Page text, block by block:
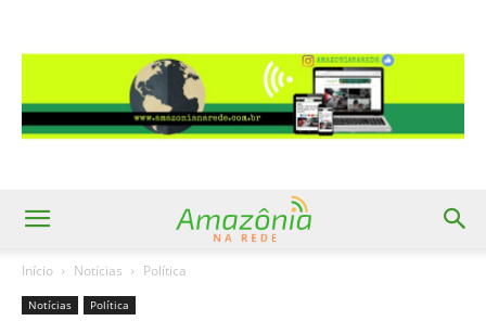
Início Notícias Política
Notícias Política